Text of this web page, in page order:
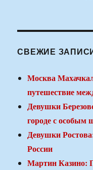
СВЕЖИЕ
Москва
путешествие
Девушки
городе с особым
Девушки
России
Мартин Казино: